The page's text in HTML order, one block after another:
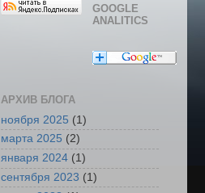
GOOGLE
ANALITICS
АРХИВ БЛОГА
ноября 2025 (1)
марта 2025 (2)
января 2024 (1)
сентября 2023 (1)